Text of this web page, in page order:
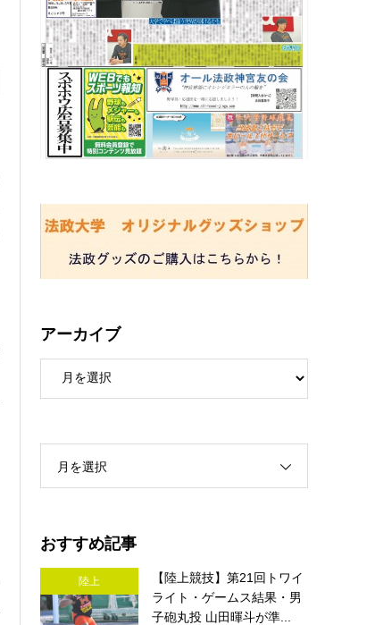
アーカイブ
月を選択
おすすめ記事
陸上
【陸上競技】第21回トワイ
ライト・ゲームス結果・男
子砲丸投 山田暉斗が準...